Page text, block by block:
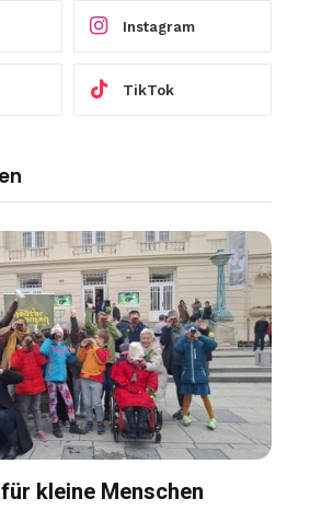
Instagram
TikTok
kleine Menschen